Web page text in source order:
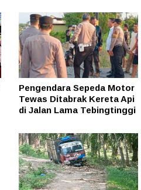
Pengendara Sepeda Motor
Tewas Ditabrak Kereta Api
di Jalan Lama Tebingtinggi